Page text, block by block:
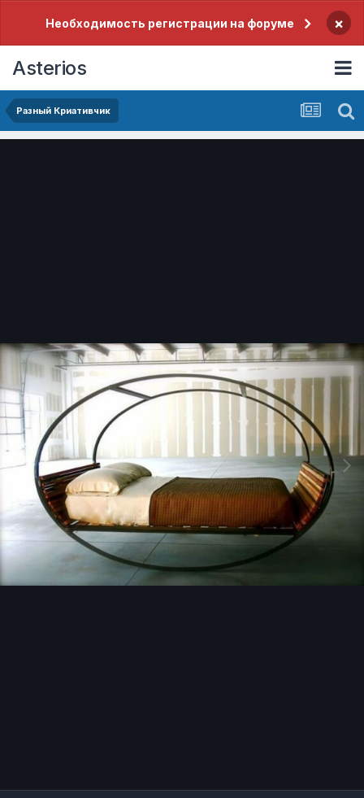
Необходимость регистрации на форуме ×
Asterios
Разный Криативчик